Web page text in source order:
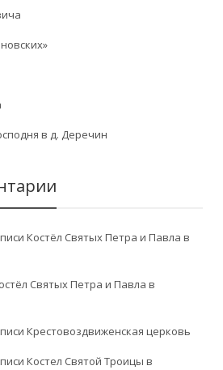
в д. Деречин
Костёл Святых Петра и Павла в
Святых Петра и Павла в
Крестовоздвиженская церковь
Костел Святой Троицы в